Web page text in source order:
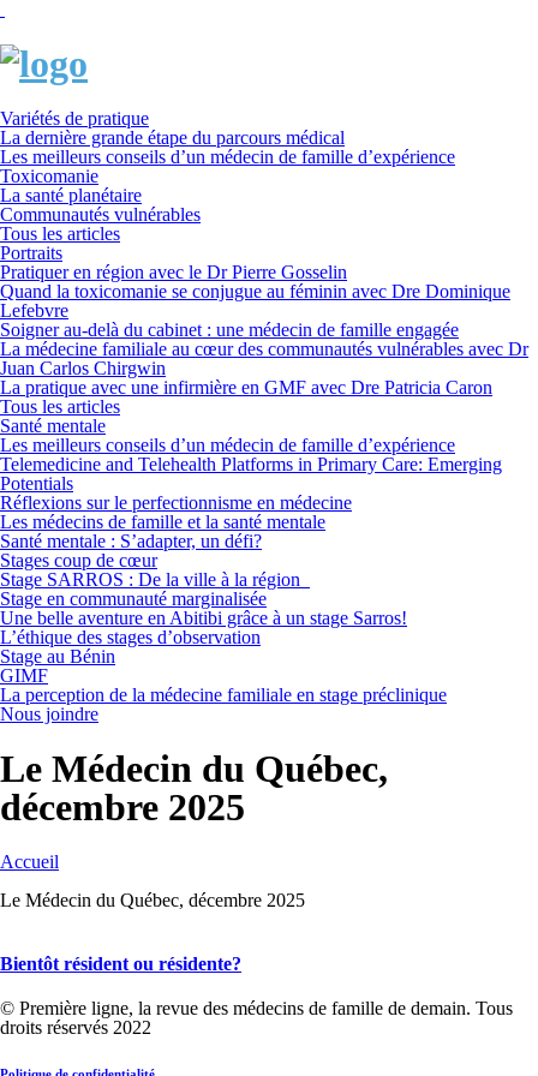
Variétés de pratique
La dernière grande étape du parcours médical
Les meilleurs conseils d’un médecin de famille d’expérience
Toxicomanie
La santé planétaire
Communautés vulnérables
Tous les articles
Portraits
Pratiquer en région avec le Dr Pierre Gosselin
Quand la toxicomanie se conjugue au féminin avec Dre Dominique
Lefebvre
Soigner au-delà du cabinet : une médecin de famille engagée
La médecine familiale au cœur des communautés vulnérables avec Dr
Juan Carlos Chirgwin
La pratique avec une infirmière en GMF avec Dre Patricia Caron
Tous les articles
Santé mentale
Les meilleurs conseils d’un médecin de famille d’expérience
Telemedicine and Telehealth Platforms in Primary Care: Emerging
Potentials
Réflexions sur le perfectionnisme en médecine
Les médecins de famille et la santé mentale
Santé mentale : S’adapter, un défi?
Stages coup de cœur
Stage SARROS : De la ville à la région
Stage en communauté marginalisée
Une belle aventure en Abitibi grâce à un stage Sarros!
L’éthique des stages d’observation
Stage au Bénin
GIMF
La perception de la médecine familiale en stage préclinique
Nous joindre
Le Médecin du Québec,
décembre 2025
Accueil
Le Médecin du Québec, décembre 2025
Bientôt résident ou résidente?
© Première ligne, la revue des médecins de famille de demain. Tous
droits réservés 2022